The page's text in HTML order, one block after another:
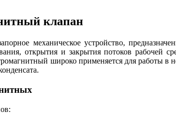
клапан
механическое устройство,
открытия и закрытия потоков
широко применяется для работы